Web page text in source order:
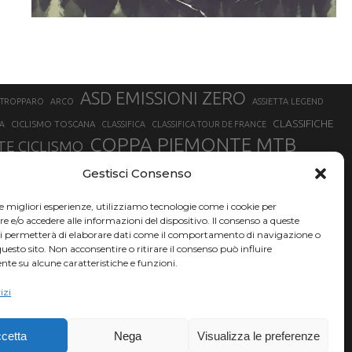
Gestisci Consenso
migliori esperienze, utilizziamo tecnologie come i cookie per
e/o accedere alle informazioni del dispositivo. Il consenso a queste
permetterà di elaborare dati come il comportamento di navigazione o
sito. Non acconsentire o ritirare il consenso può influire
su alcune caratteristiche e funzioni.
Nega Visualizza le preferenze
ARCO ASD EMISSIONI ZERO ASSIETTA LEGEND
CICLISMO TOSCANA CLASSIFICA CLASSIFICA TOUR DE FRANCE CLASSIFICHE
CICLISMO COPPA PIEMONTE MTB
FABIO ARU FIAB FINALE LIGURE
HERVÉ BARMASSE INSUBRIA BIKE FESTIVAL
LUCA BRAIDOT MARATHON BIKE DELLA BRIANZA
MATHIEU VAN DER POEL
TRIATHLON OLIMPICO